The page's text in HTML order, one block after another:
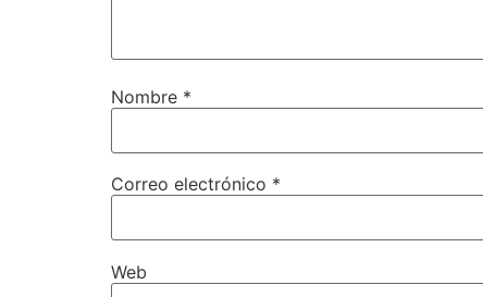
Nombre *
Correo electrónico *
Web